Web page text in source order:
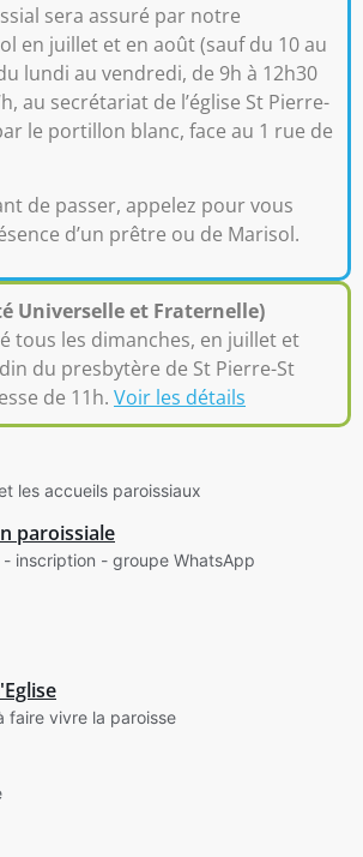
sera assuré par notre
en juillet et en août (sauf du 10 au
lundi au vendredi, de 9h à 12h30
au secrétariat de l’église St Pierre-
le portillon blanc, face au 1 rue de
de passer, appelez pour vous
d’un prêtre ou de Marisol.
Universelle et Fraternelle)
tous les dimanches, en juillet et
du presbytère de St Pierre-St
de 11h. Voir les détails
les accueils paroissiaux
paroissiale
- inscription - groupe WhatsApp
faire vivre la paroisse